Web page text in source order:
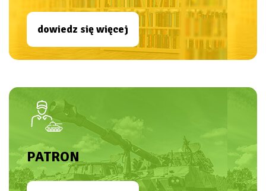
dowiedz się więcej
PATRON